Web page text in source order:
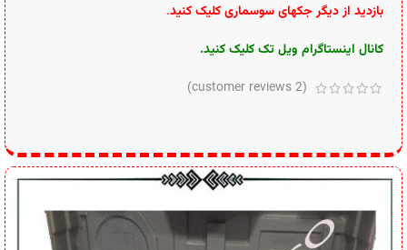
بازدید از دیگر جکهای سوسماری کلیک کنید.
کانال اینستاگرام ویل تک کلیک کنید.
(
2